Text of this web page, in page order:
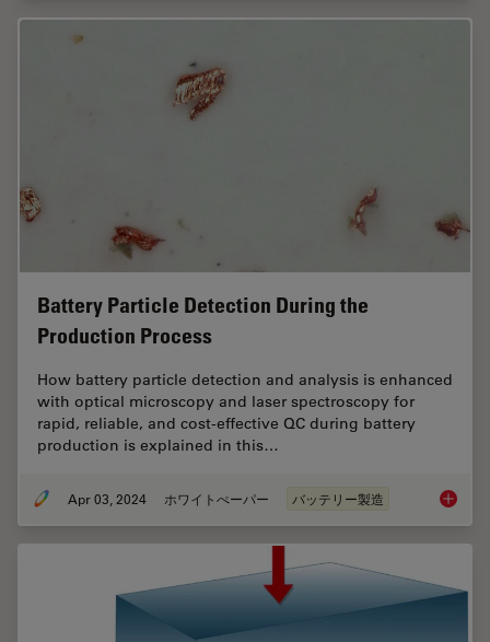
Battery Particle Detection During the
Production Process
How battery particle detection and analysis is enhanced
with optical microscopy and laser spectroscopy for
rapid, reliable, and cost-effective QC during battery
production is explained in this…
Apr 03, 2024 ホワイトぺーパー バッテリー製造 Battery